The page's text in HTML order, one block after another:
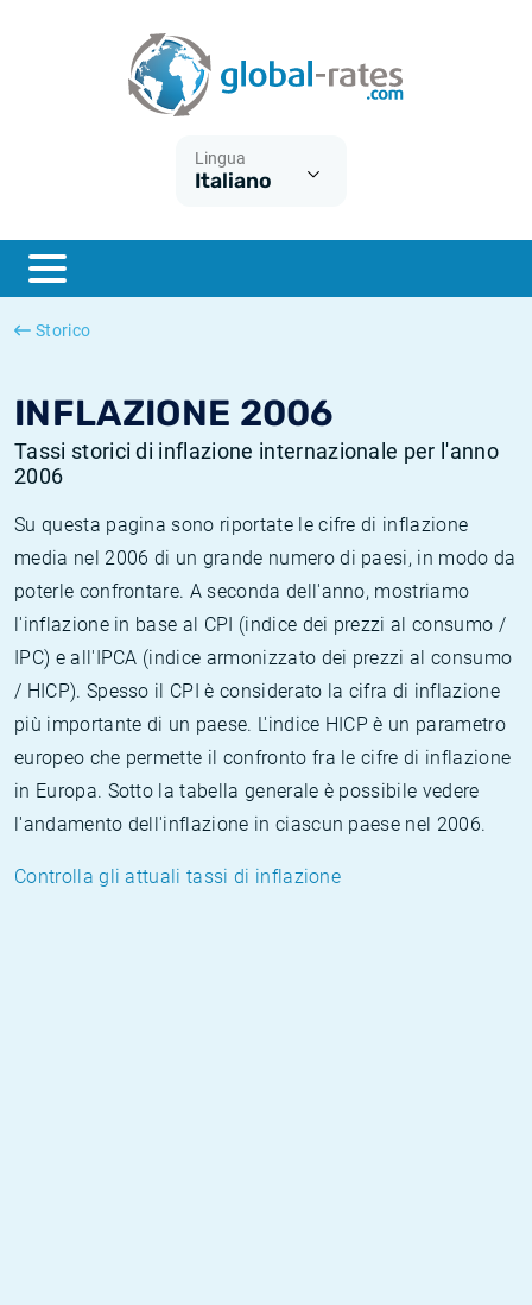
Lingua
Italiano
Storico
INFLAZIONE 2006
Tassi storici di inflazione internazionale per l'anno
2006
Su questa pagina sono riportate le cifre di inflazione
media nel 2006 di un grande numero di paesi, in modo da
poterle confrontare. A seconda dell'anno, mostriamo
l'inflazione in base al CPI (indice dei prezzi al consumo /
IPC) e all'IPCA (indice armonizzato dei prezzi al consumo
/ HICP). Spesso il CPI è considerato la cifra di inflazione
più importante di un paese. L'indice HICP è un parametro
europeo che permette il confronto fra le cifre di inflazione
in Europa. Sotto la tabella generale è possibile vedere
l'andamento dell'inflazione in ciascun paese nel 2006.
Controlla gli attuali tassi di inflazione
ESTER
SONIA
Cos'è l'inflazione CPI?
Cos'è l'inflazione HICP?
Inflazione Italia
Inflazione Stati Uniti
Tassi storici Euribor
Tassi storici di SONIA
Tassi storici di TONAR
Calcolatore dell’inflazione